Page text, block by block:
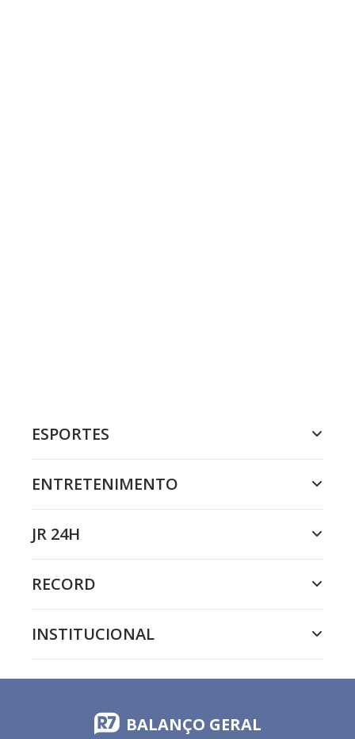
ESPORTES
ENTRETENIMENTO
JR 24H
RECORD
INSTITUCIONAL
BALANÇO GERAL